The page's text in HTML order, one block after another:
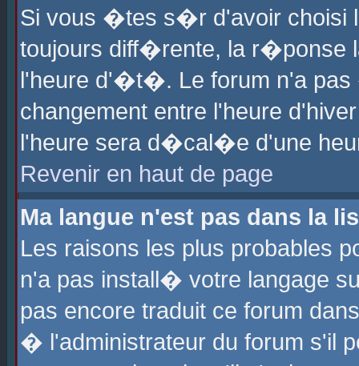
Si vous �tes s�r d'avoir choisi
toujours diff�rente, la r�ponse
l'heure d'�t�. Le forum n'a
changement entre l'heure
l'heure sera d�cal�e d'une
Revenir en haut de page
Ma langue n'est pas dans la
Les raisons les plus probables
n'a pas install� votre langage
pas encore traduit ce forum
� l'administrateur du forum s'il